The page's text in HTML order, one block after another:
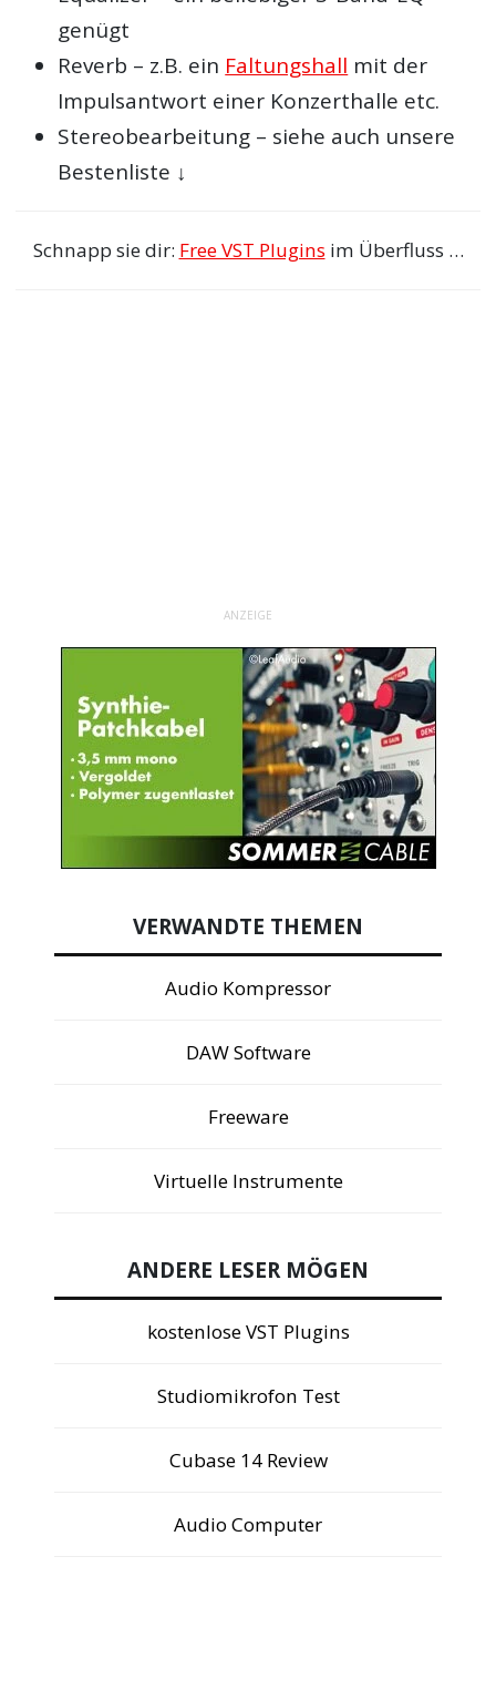
genügt
Reverb – z.B. ein Faltungshall mit der
Impulsantwort einer Konzerthalle etc.
Stereobearbeitung – siehe auch unsere
Bestenliste ↓
Schnapp sie dir: Free VST Plugins im Überfluss …
ANZEIGE
VERWANDTE THEMEN
Audio Kompressor
DAW Software
Freeware
Virtuelle Instrumente
ANDERE LESER MÖGEN
kostenlose VST Plugins
Studiomikrofon Test
Cubase 14 Review
Audio Computer